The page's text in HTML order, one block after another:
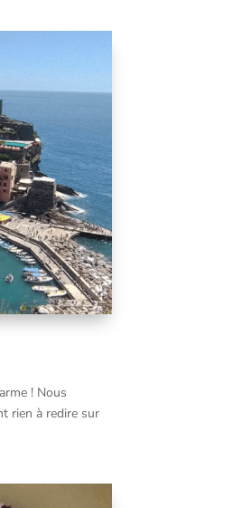
! Nous
rien à redire sur